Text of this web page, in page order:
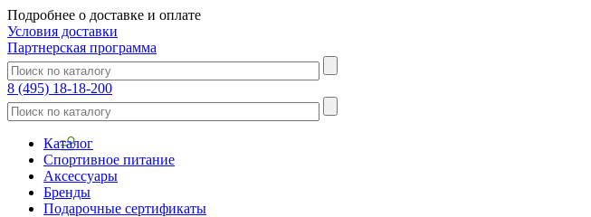
Подробнее о доставке и оплате
Условия доставки
Партнерская программа
8 (495) 18-18-200
Каталог
Спортивное питание
Аксессуары
Бренды
Подарочные сертификаты